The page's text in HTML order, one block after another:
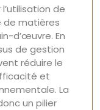
de
de matières
d’œuvre. En
de gestion
réduire le
et
La
un pilier